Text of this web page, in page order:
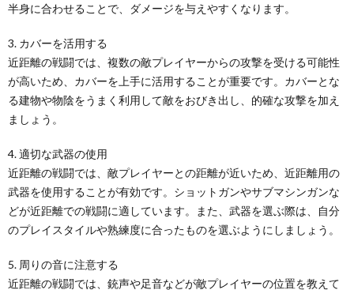
半身に合わせることで、ダメージを与えやすくなります。
3. カバーを活用する
近距離の戦闘では、複数の敵プレイヤーからの攻撃を受ける可能性
が高いため、カバーを上手に活用することが重要です。カバーとな
る建物や物陰をうまく利用して敵をおびき出し、的確な攻撃を加え
ましょう。
4. 適切な武器の使用
近距離の戦闘では、敵プレイヤーとの距離が近いため、近距離用の
武器を使用することが有効です。ショットガンやサブマシンガンな
どが近距離での戦闘に適しています。また、武器を選ぶ際は、自分
のプレイスタイルや熟練度に合ったものを選ぶようにしましょう。
5. 周りの音に注意する
近距離の戦闘では、銃声や足音などが敵プレイヤーの位置を教えて